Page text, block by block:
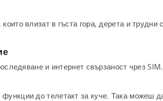
влизат в гъста гора, дерета и
и интернет свързаност чрез
до телетакт за куче. Така можеш